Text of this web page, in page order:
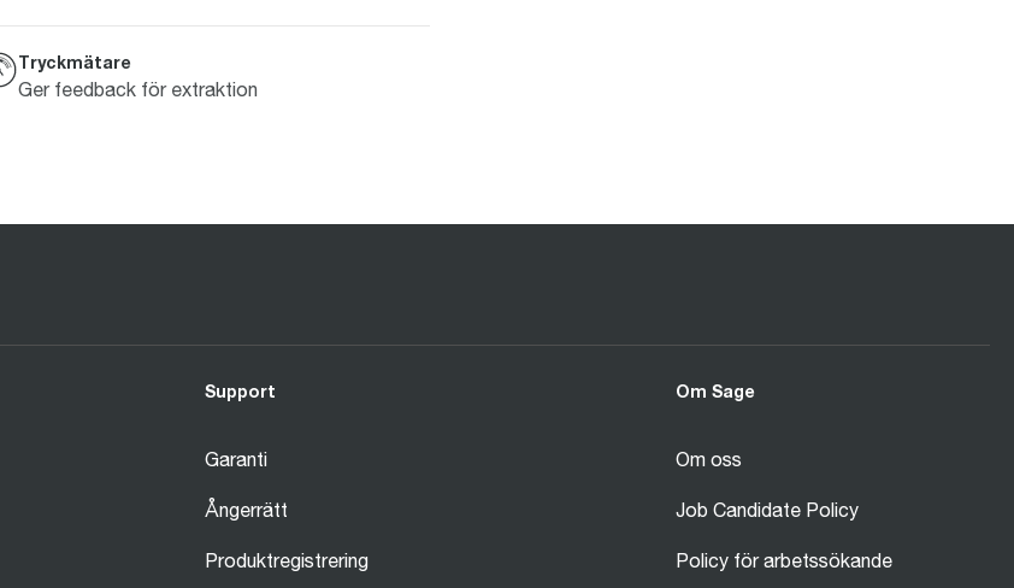
Tryckmätare
Ger feedback för extraktion
Support
Garanti
Ångerrätt
Produktregistrering
Om Sage
Om oss
Job Candidate Policy
Policy för arbetssökande